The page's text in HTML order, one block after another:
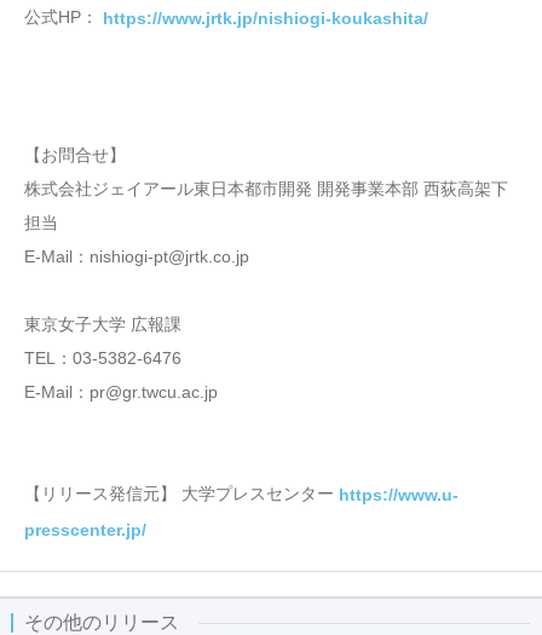
公式HP： https://www.jrtk.jp/nishiogi-koukashita/
【お問合せ】
株式会社ジェイアール東日本都市開発 開発事業本部 西荻高架下
担当
E-Mail：nishiogi-pt@jrtk.co.jp
東京女子大学 広報課
TEL：03-5382-6476
E-Mail：pr@gr.twcu.ac.jp
【リリース発信元】 大学プレスセンター https://www.u-
presscenter.jp/
その他のリリース